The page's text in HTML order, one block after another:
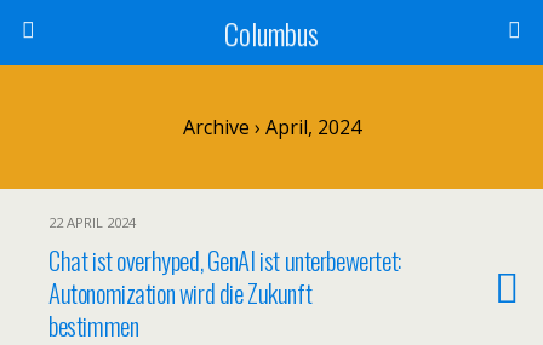
Columbus
Archive › April, 2024
22 APRIL 2024
Chat ist overhyped, GenAI ist unterbewertet:
Autonomization wird die Zukunft
bestimmen